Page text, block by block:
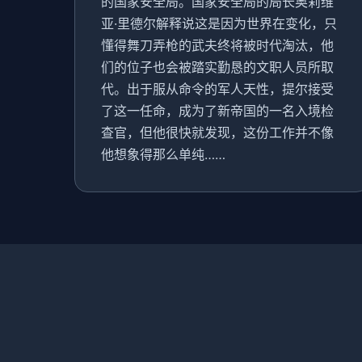
亚·里德尔解释说这是因为世界在变化，只
懂得舞刀弄枪的武夫终将被时代淘汰，他
们的位子也会被踏实勤恳的文职人员所取
代。出于服从命令的军人天性，提尔接受
了这一任命，成为了新帝国的一名入境检
查官，但他很快就发现，这份工作并不像
他想象得那么单纯……